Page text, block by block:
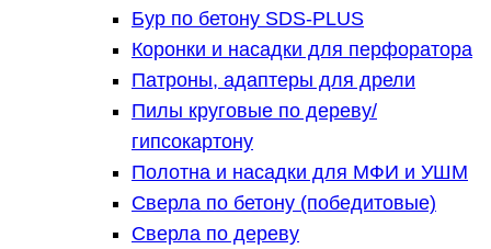
Бур по бетону SDS-PLUS
Коронки и насадки для перфоратора
Патроны, адаптеры для дрели
Пилы круговые по дереву/
гипсокартону
Полотна и насадки для МФИ и УШМ
Сверла по бетону (победитовые)
Сверла по дереву